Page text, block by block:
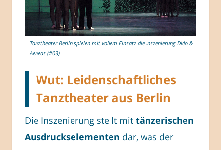
Tanztheater Berlin spielen mit vollem Einsatz die Inszenierung Dido &
Aeneas (#03)
Wut: Leidenschaftliches
Tanztheater aus Berlin
Die Inszenierung stellt mit tänzerischen
Ausdruckselementen dar, was der